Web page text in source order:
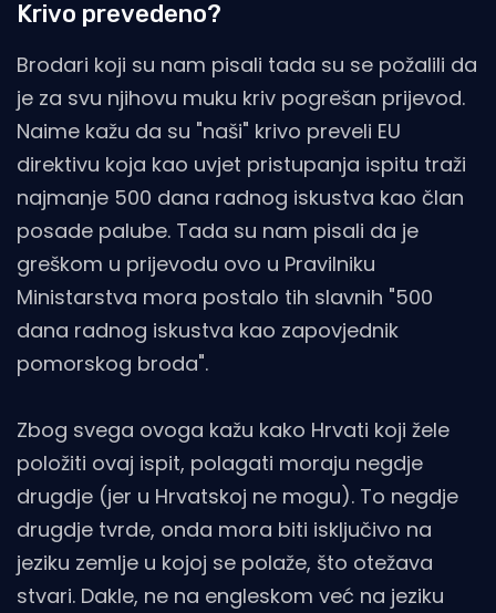
Krivo prevedeno?
Brodari koji su nam pisali tada su se požalili da
je za svu njihovu muku kriv pogrešan prijevod.
Naime kažu da su "naši" krivo preveli EU
direktivu koja kao uvjet pristupanja ispitu traži
najmanje 500 dana radnog iskustva kao član
posade palube. Tada su nam pisali da je
greškom u prijevodu ovo u Pravilniku
Ministarstva mora postalo tih slavnih "500
dana radnog iskustva kao zapovjednik
pomorskog broda".
Zbog svega ovoga kažu kako Hrvati koji žele
položiti ovaj ispit, polagati moraju negdje
drugdje (jer u Hrvatskoj ne mogu). To negdje
drugdje tvrde, onda mora biti isključivo na
jeziku zemlje u kojoj se polaže, što otežava
stvari. Dakle, ne na engleskom već na jeziku